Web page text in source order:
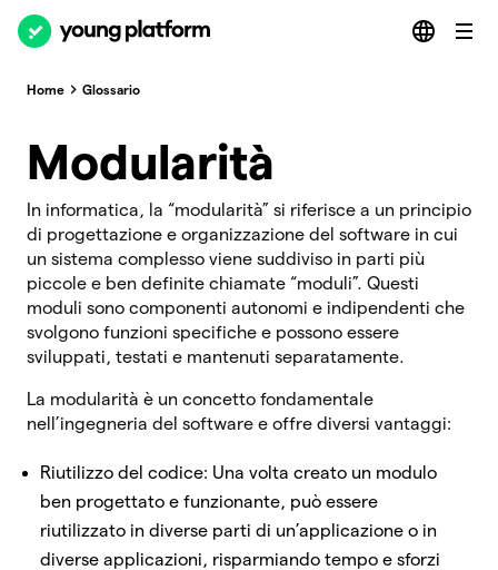
Home Glossario
Modularità
In informatica, la “modularità” si riferisce a un principio
di progettazione e organizzazione del software in cui
un sistema complesso viene suddiviso in parti più
piccole e ben definite chiamate “moduli”. Questi
moduli sono componenti autonomi e indipendenti che
svolgono funzioni specifiche e possono essere
sviluppati, testati e mantenuti separatamente.
La modularità è un concetto fondamentale
nell’ingegneria del software e offre diversi vantaggi:
Riutilizzo del codice: Una volta creato un modulo
ben progettato e funzionante, può essere
riutilizzato in diverse parti di un’applicazione o in
diverse applicazioni, risparmiando tempo e sforzi